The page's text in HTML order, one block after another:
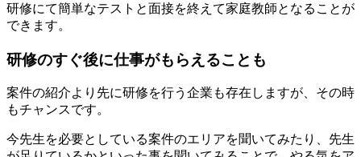
研修にて簡単なテストと面接を終えて家庭教師となることが
できます。
研修のすぐ後に仕事がもらえることも
案件の紹介より先に研修を行う企業も存在しますが、その時
もチャンスです。
今先生を必要としている案件のエリアを聞いてみたり、先生